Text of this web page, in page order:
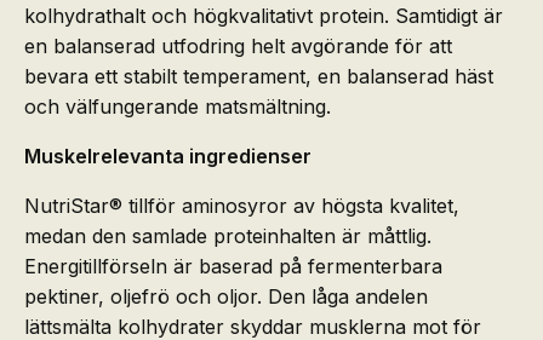
kolhydrathalt och högkvalitativt protein. Samtidigt är
en balanserad utfodring helt avgörande för att
bevara ett stabilt temperament, en balanserad häst
och välfungerande matsmältning.
Muskelrelevanta ingredienser
NutriStar® tillför aminosyror av högsta kvalitet,
medan den samlade proteinhalten är måttlig.
Energitillförseln är baserad på fermenterbara
pektiner, oljefrö och oljor. Den låga andelen
lättsmälta kolhydrater skyddar musklerna mot för